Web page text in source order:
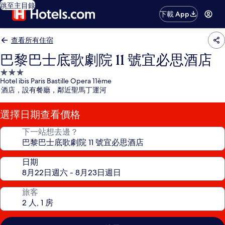
跳至主目錄
下載 App
查看所有住宿
巴黎巴士底歌劇院 11 號宜必思酒店
3.0
星
級
住
宿
Hotel ibis Paris Bastille Opera 11ème
酒店，設有餐廳，鄰近聖馬丁運河
選擇日期查看價格
下一站想去邊？
日期
旅客